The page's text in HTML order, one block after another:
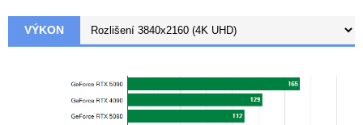
VÝKON